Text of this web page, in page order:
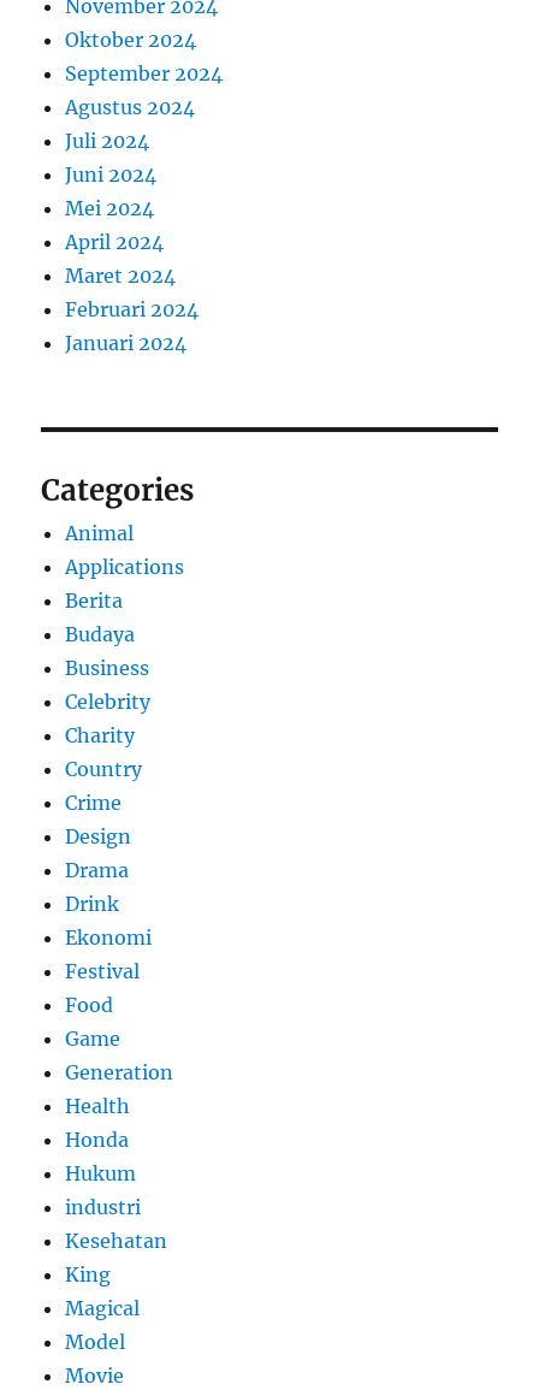
November 2024
Oktober 2024
September 2024
Agustus 2024
Juli 2024
Juni 2024
Mei 2024
April 2024
Maret 2024
Februari 2024
Januari 2024
Categories
Animal
Applications
Berita
Budaya
Business
Celebrity
Charity
Country
Crime
Design
Drama
Drink
Ekonomi
Festival
Food
Game
Generation
Health
Honda
Hukum
industri
Kesehatan
King
Magical
Model
Movie